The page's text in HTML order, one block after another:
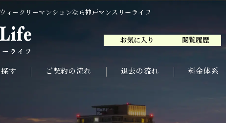
ィークリーマンションなら神戸マンスリーライフ
お気に入り 閲覧履歴
す ご契約の流れ 退去の流れ 料金体系